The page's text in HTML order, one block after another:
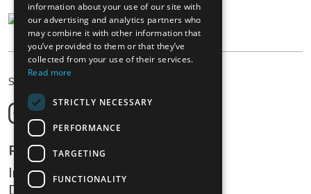
Sprache wählen
Deutsch
English
Français
Italiano
Rechtliches
Impressum
Datenschutz
information about your use of our site with
our advertising and analytics partners who
may combine it with other information that
you’ve provided to them or that they’ve
collected from your use of their services.
Read more
STRICTLY NECESSARY
PERFORMANCE
TARGETING
FUNCTIONALITY